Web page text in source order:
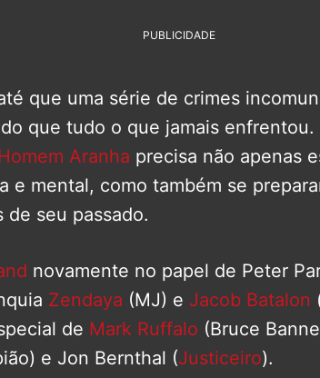
PUBLICIDADE
que uma série de crimes
que tudo o que jamais enfrentou.
Aranha precisa não apenas
e mental, como também se
de seu passado.
novamente no papel de Peter
Zendaya (MJ) e Jacob Batalon
de Mark Ruffalo (Bruce
e Jon Bernthal (Justiceiro).